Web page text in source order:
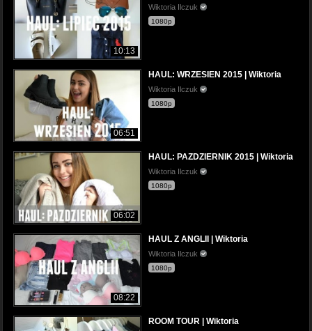
10:13
Wiktoria Ilczuk
1080p
06:51
HAUL: WRZESIEN 2015 | Wiktoria
Wiktoria Ilczuk
1080p
06:02
HAUL: PAZDZIERNIK 2015 | Wiktoria
Wiktoria Ilczuk
1080p
08:22
HAUL Z ANGLII | Wiktoria
Wiktoria Ilczuk
1080p
ROOM TOUR | Wiktoria